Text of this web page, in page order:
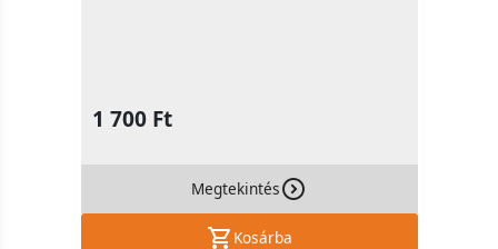
1 700 Ft
Megtekintés
Kosárba